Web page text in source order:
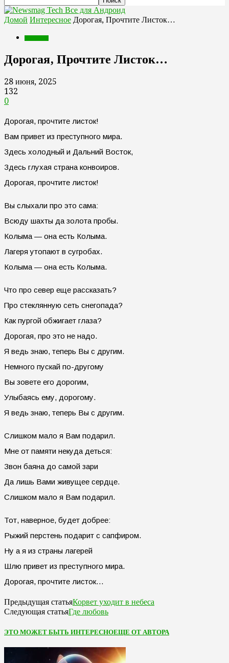
Все для Андроид
Домой Интересное Дорогая, Прочтите Листок…
Дорогая, Прочтите Листок…
28 июня, 2025
132
0
Дорогая, прочтите листок!
Вам привет из преступного мира.
Здесь холодный и Дальний Восток,
Здесь глухая страна конвоиров.
Дорогая, прочтите листок!
Вы слыхали про это сама:
Всюду шахты да золота пробы.
Колыма — она есть Колыма.
Лагеря утопают в сугробах.
Колыма — она есть Колыма.
Что про север еще рассказать?
Про стеклянную сеть снегопада?
Как пургой обжигает глаза?
Дорогая, про это не надо.
Я ведь знаю, теперь Вы с другим.
Немного пускай по-другому
Вы зовете его дорогим,
Улыбаясь ему, дорогому.
Я ведь знаю, теперь Вы с другим.
Слишком мало я Вам подарил.
Мне от памяти некуда деться:
Звон баяна до самой зари
Да лишь Вами живущее сердце.
Слишком мало я Вам подарил.
Тот, наверное, будет добрее:
Рыжий перстень подарит с сапфиром.
Ну а я из страны лагерей
Шлю привет из преступного мира.
Дорогая, прочтите листок…
Предыдущая статьяКорвет уходит в небеса
Следующая статьяГде любовь
ЭТО МОЖЕТ БЫТЬ ИНТЕРЕСНОЕЩЕ ОТ АВТОРА